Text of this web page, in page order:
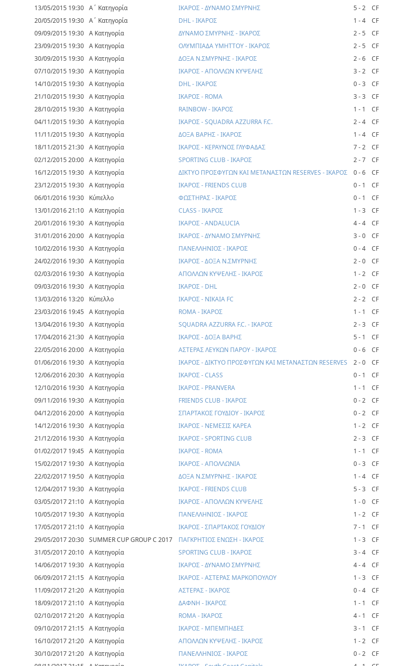
13/05/2015 19:30 Α΄ Κατηγορία ΙΚΑΡΟΣ - ΔΥΝΑΜΟ ΣΜΥΡΝΗΣ 5 - 2
CF
20/05/2015 19:30 Α΄ Κατηγορία DHL - ΙΚΑΡΟΣ 1 - 4
CF
09/09/2015 19:30 Α Κατηγορία ΔΥΝΑΜΟ ΣΜΥΡΝΗΣ - ΙΚΑΡΟΣ 2 - 5
CF
23/09/2015 19:30 Α Κατηγορία ΟΛΥΜΠΙΑΔΑ ΥΜΗΤΤΟΥ - ΙΚΑΡΟΣ 2 - 5
CF
30/09/2015 19:30 Α Κατηγορία ΔΟΞΑ Ν.ΣΜΥΡΝΗΣ - ΙΚΑΡΟΣ 2 - 6
CF
07/10/2015 19:30 Α Κατηγορία ΙΚΑΡΟΣ - ΑΠΟΛΛΩΝ ΚΥΨΕΛΗΣ 3 - 2
CF
14/10/2015 19:30 Α Κατηγορία DHL - ΙΚΑΡΟΣ 0 - 3
CF
21/10/2015 19:30 Α Κατηγορία ΙΚΑΡΟΣ - ROMA 3 - 3
CF
28/10/2015 19:30 Α Κατηγορία RAINBOW - ΙΚΑΡΟΣ 1 - 1
CF
04/11/2015 19:30 Α Κατηγορία ΙΚΑΡΟΣ - SQUADRA AZZURRA F.C. 2 - 4
CF
11/11/2015 19:30 Α Κατηγορία ΔΟΞΑ ΒΑΡΗΣ - ΙΚΑΡΟΣ 1 - 4
CF
18/11/2015 21:30 Α Κατηγορία ΙΚΑΡΟΣ - ΚΕΡΑΥΝΟΣ ΓΛΥΦΑΔΑΣ 7 - 2
CF
02/12/2015 20:00 Α Κατηγορία SPORTING CLUB - ΙΚΑΡΟΣ 2 - 7
CF
16/12/2015 19:30 Α Κατηγορία ΔΙΚΤΥΟ ΠΡΟΣΦΥΓΩΝ ΚΑΙ ΜΕΤΑΝΑΣΤΩΝ RESERVES - ΙΚΑΡΟΣ 0 - 6
CF
23/12/2015 19:30 Α Κατηγορία ΙΚΑΡΟΣ - FRIENDS CLUB 0 - 1
CF
06/01/2016 19:30
Κύπελλο ΦΩΣΤΗΡΑΣ - ΙΚΑΡΟΣ 0 - 1
CF
13/01/2016 21:10 Α Κατηγορία CLASS - ΙΚΑΡΟΣ 1 - 3
CF
20/01/2016 19:30 Α Κατηγορία ΙΚΑΡΟΣ - ANDALUCIA 4 - 4
CF
31/01/2016 20:00 Α Κατηγορία ΙΚΑΡΟΣ - ΔΥΝΑΜΟ ΣΜΥΡΝΗΣ 3 - 0
CF
10/02/2016 19:30 Α Κατηγορία ΠΑΝΕΛΛΗΝΙΟΣ - ΙΚΑΡΟΣ 0 - 4
CF
24/02/2016 19:30 Α Κατηγορία ΙΚΑΡΟΣ - ΔΟΞΑ Ν.ΣΜΥΡΝΗΣ 2 - 0
CF
02/03/2016 19:30 Α Κατηγορία ΑΠΟΛΛΩΝ ΚΥΨΕΛΗΣ - ΙΚΑΡΟΣ 1 - 2
CF
09/03/2016 19:30 Α Κατηγορία ΙΚΑΡΟΣ - DHL 2 - 0
CF
13/03/2016 13:20
Κύπελλο ΙΚΑΡΟΣ - ΝΙΚΑΙΑ FC 2 - 2
CF
23/03/2016 19:45 Α Κατηγορία ROMA - ΙΚΑΡΟΣ 1 - 1
CF
13/04/2016 19:30 Α Κατηγορία SQUADRA AZZURRA F.C. - ΙΚΑΡΟΣ 2 - 3
CF
17/04/2016 21:30 Α Κατηγορία ΙΚΑΡΟΣ - ΔΟΞΑ ΒΑΡΗΣ 5 - 1
CF
22/05/2016 20:00 Α Κατηγορία ΑΣΤΕΡΑΣ ΛΕΥΚΩΝ ΠΑΡΟΥ - ΙΚΑΡΟΣ 0 - 6
CF
01/06/2016 19:30 Α Κατηγορία ΙΚΑΡΟΣ - ΔΙΚΤΥΟ ΠΡΟΣΦΥΓΩΝ ΚΑΙ ΜΕΤΑΝΑΣΤΩΝ RESERVES 2 - 0
CF
12/06/2016 20:30 Α Κατηγορία ΙΚΑΡΟΣ - CLASS 0 - 1
CF
12/10/2016 19:30 Α Κατηγορία ΙΚΑΡΟΣ - PRANVERA 1 - 1
CF
09/11/2016 19:30 Α Κατηγορία FRIENDS CLUB - ΙΚΑΡΟΣ 0 - 2
CF
04/12/2016 20:00 Α Κατηγορία ΣΠΑΡΤΑΚΟΣ ΓΟΥΔΙΟΥ - ΙΚΑΡΟΣ 0 - 2
CF
14/12/2016 19:30 Α Κατηγορία ΙΚΑΡΟΣ - ΝΕΜΕΣΙΣ ΚΑΡΕΑ 1 - 2
CF
21/12/2016 19:30 Α Κατηγορία ΙΚΑΡΟΣ - SPORTING CLUB 2 - 3
CF
01/02/2017 19:45 Α Κατηγορία ΙΚΑΡΟΣ - ROMA 1 - 1
CF
15/02/2017 19:30 Α Κατηγορία ΙΚΑΡΟΣ - ΑΠΟΛΛΩΝΙΑ 0 - 3
CF
22/02/2017 19:50 Α Κατηγορία ΔΟΞΑ Ν.ΣΜΥΡΝΗΣ - ΙΚΑΡΟΣ 1 - 4
CF
12/04/2017 19:30 Α Κατηγορία ΙΚΑΡΟΣ - FRIENDS CLUB 5 - 3
CF
03/05/2017 21:10 Α Κατηγορία ΙΚΑΡΟΣ - ΑΠΟΛΛΩΝ ΚΥΨΕΛΗΣ 1 - 0
CF
10/05/2017 19:30 Α Κατηγορία ΠΑΝΕΛΛΗΝΙΟΣ - ΙΚΑΡΟΣ 1 - 2
CF
17/05/2017 21:10 Α Κατηγορία ΙΚΑΡΟΣ - ΣΠΑΡΤΑΚΟΣ ΓΟΥΔΙΟΥ 7 - 1
CF
29/05/2017 20:30 SUMMER CUP GROUP C 2017 ΠΑΓΚΡΗΤΙΟΣ ΕΝΩΣΗ - ΙΚΑΡΟΣ 1 - 3
CF
31/05/2017 20:10 Α Κατηγορία SPORTING CLUB - ΙΚΑΡΟΣ 3 - 4
CF
14/06/2017 19:30 Α Κατηγορία ΙΚΑΡΟΣ - ΔΥΝΑΜΟ ΣΜΥΡΝΗΣ 4 - 4
CF
06/09/2017 21:15 Α Κατηγορία ΙΚΑΡΟΣ - ΑΣΤΕΡΑΣ ΜΑΡΚΟΠΟΥΛΟΥ 1 - 3
CF
11/09/2017 21:20 Α Κατηγορία ΑΣΤΕΡΑΣ - ΙΚΑΡΟΣ 0 - 4
CF
18/09/2017 21:10 Α Κατηγορία ΔΑΦΝΗ - ΙΚΑΡΟΣ 1 - 1
CF
02/10/2017 21:20 Α Κατηγορία ROMA - ΙΚΑΡΟΣ 4 - 1
CF
09/10/2017 21:15 Α Κατηγορία ΙΚΑΡΟΣ - ΜΠΕΜΠΗΔΕΣ 3 - 1
CF
16/10/2017 21:20 Α Κατηγορία ΑΠΟΛΛΩΝ ΚΥΨΕΛΗΣ - ΙΚΑΡΟΣ 1 - 2
CF
30/10/2017 21:20 Α Κατηγορία ΠΑΝΕΛΛΗΝΙΟΣ - ΙΚΑΡΟΣ 0 - 2
CF